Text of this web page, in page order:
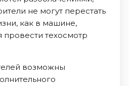
не могут перестать
как в машине,
техосмотр
возможны